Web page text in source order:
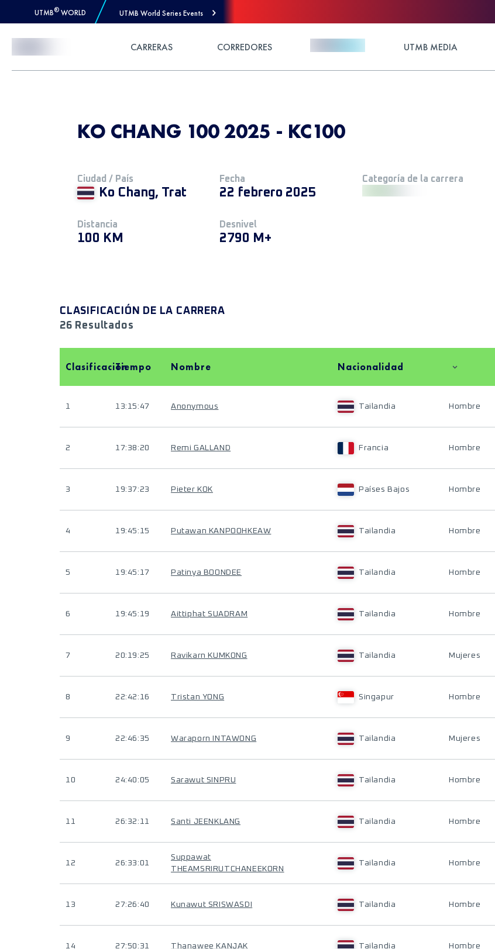
UTMB® WORLD UTMB World Series Events
CARRERAS CORREDORES UTMB MEDIA
KO CHANG 100 2025 - KC100
Ciudad / País
Ko Chang, Trat
Fecha
22 febrero 2025
Categoría de la carrera
Distancia
100 KM
Desnivel
2790 M+
CLASIFICACIÓN DE LA CARRERA
26 Resultados
ClasificaciónTiempo Nombre Nacionalidad
1 13:15:47 Anonymous Tailandia Hombre
2 17:38:20 Remi GALLAND Francia Hombre
3 19:37:23 Pieter KOK Países Bajos Hombre
4 19:45:15 Putawan KANPOOHKEAW Tailandia Hombre
5 19:45:17 Patinya BOONDEE Tailandia Hombre
6 19:45:19 Aittiphat SUADRAM Tailandia Hombre
7 20:19:25 Ravikarn KUMKONG Tailandia Mujeres
8 22:42:16 Tristan YONG Singapur Hombre
9 22:46:35 Waraporn INTAWONG Tailandia Mujeres
10 24:40:05 Sarawut SINPRU Tailandia Hombre
11 26:32:11 Santi JEENKLANG Tailandia Hombre
12 26:33:01
Suppawat
THEAMSRIRUTCHANEEKORN
Tailandia Hombre
13 27:26:40 Kunawut SRISWASDI Tailandia Hombre
14 27:50:31 Thanawee KANJAK Tailandia Hombre